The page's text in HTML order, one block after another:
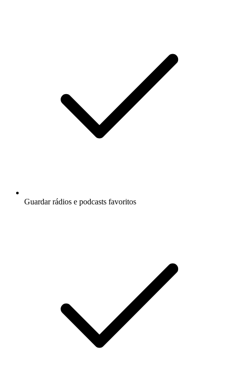
Guardar rádios e podcasts favoritos